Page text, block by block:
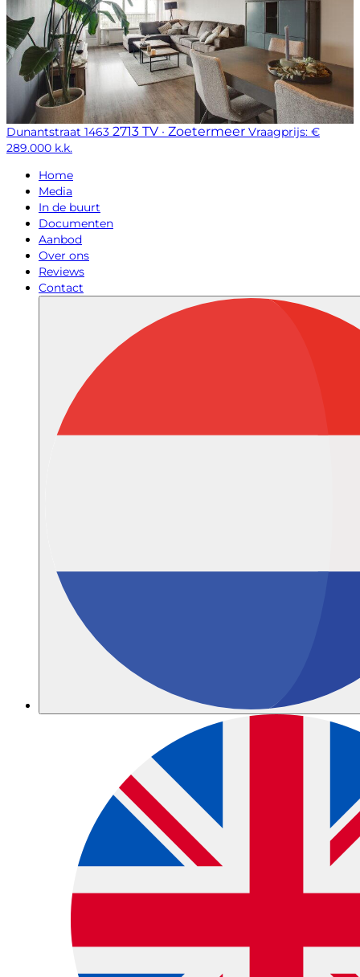
Dunantstraat 1463 2713 TV · Zoetermeer Vraagprijs: €
289.000 k.k.
Home
Media
In de buurt
Documenten
Aanbod
Over ons
Reviews
Contact